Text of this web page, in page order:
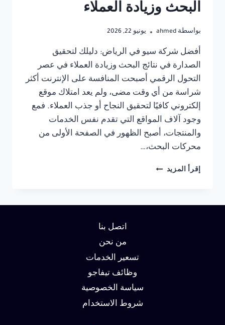
البحث وزيادة العملاء
بواسطة ahmed يونيو 22, 2026
أفضل شركة سيو في الرياض: دليلك لتحقيق
الصدارة في نتائج البحث وزيادة العملاء في عصر
التحول الرقمي أصبحت المنافسة على الإنترنت أكثر
شراسة من أي وقت مضى، ولم يعد امتلاك موقع
إلكتروني كافيًا لتحقيق النجاح أو جذب العملاء. فمع
وجود آلاف المواقع التي تقدم نفس الخدمات
والمنتجات، أصبح الظهور في الصفحة الأولى من
محركات البحث،…
إقرأ المزيد شركة
اتصل بنا
من نحن
تسعير الخدمات
وظائف تيفاجو
سياسة الخصوصية
شروط الاستخدام